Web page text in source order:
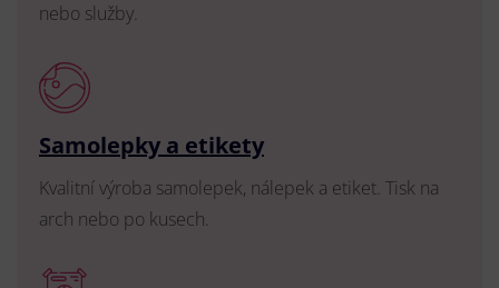
nebo služby.
Samolepky a etikety
Kvalitní výroba samolepek, nálepek a etiket. Tisk na
arch nebo po kusech.